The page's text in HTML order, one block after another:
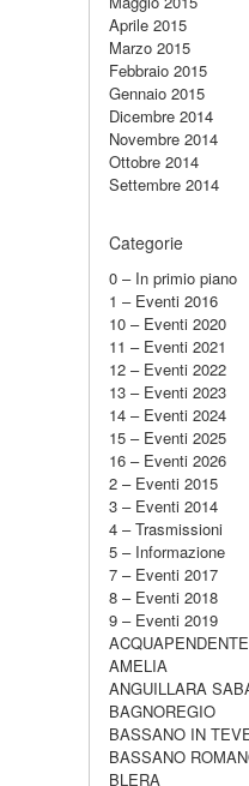
Aprile 2015
Marzo 2015
Febbraio 2015
Gennaio 2015
Dicembre 2014
Novembre 2014
Ottobre 2014
Settembre 2014
Categorie
0 – In primio piano
1 – Eventi 2016
10 – Eventi 2020
11 – Eventi 2021
12 – Eventi 2022
13 – Eventi 2023
14 – Eventi 2024
15 – Eventi 2025
16 – Eventi 2026
2 – Eventi 2015
3 – Eventi 2014
4 – Trasmissioni
5 – Informazione
7 – Eventi 2017
8 – Eventi 2018
9 – Eventi 2019
ACQUAPENDENTE
AMELIA
ANGUILLARA
BAGNOREGIO
BASSANO IN
BASSANO
BLERA